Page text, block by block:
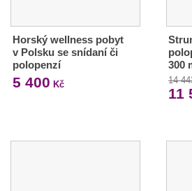
Horský wellness pobyt
v Polsku se snídaní či
polopenzí
5 400 Kč
300
14
11